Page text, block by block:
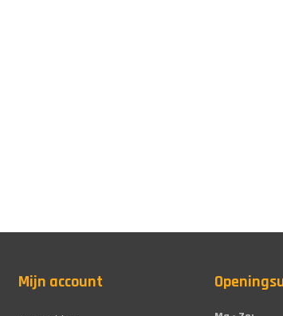
Mijn account